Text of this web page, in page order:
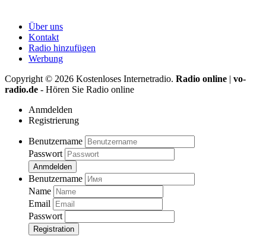
Über uns
Kontakt
Radio hinzufügen
Werbung
Copyright © 2026 Kostenloses Internetradio. Radio online | vo-
radio.de - Hören Sie Radio online
Anmdelden
Registrierung
Benutzername
Passwort
Anmdelden
Benutzername
Name
Email
Passwort
Registration